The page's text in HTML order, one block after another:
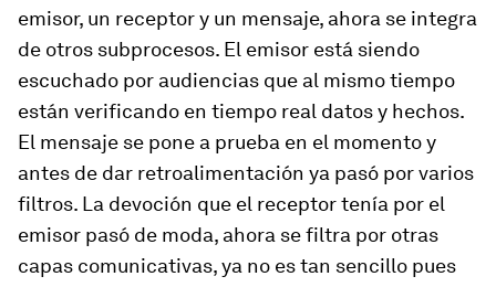
emisor, un receptor y un mensaje, ahora se integra
de otros subprocesos. El emisor está siendo
escuchado por audiencias que al mismo tiempo
están verificando en tiempo real datos y hechos.
El mensaje se pone a prueba en el momento y
antes de dar retroalimentación ya pasó por varios
filtros. La devoción que el receptor tenía por el
emisor pasó de moda, ahora se filtra por otras
capas comunicativas, ya no es tan sencillo pues